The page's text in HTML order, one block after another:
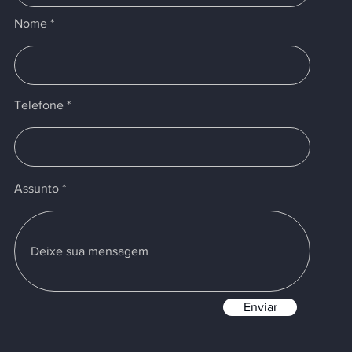
Nome
Telefone
Assunto
Enviar